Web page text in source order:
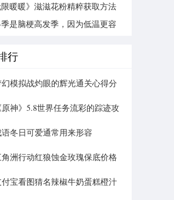
限暖暖》滋滋花粉精粹获取方法
是脑梗高发季，因为低温更容
行
模拟战灼眼的辉光通关心得分
原神》5.8世界任务流彩的踪迹攻
语冬日可爱通常用来形容
洲行动红狼蚀金玫瑰保底价格
宝看图猜名辣椒牛奶蛋糕橙汁